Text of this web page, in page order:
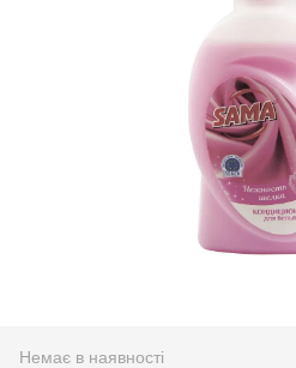
Немає в наявності